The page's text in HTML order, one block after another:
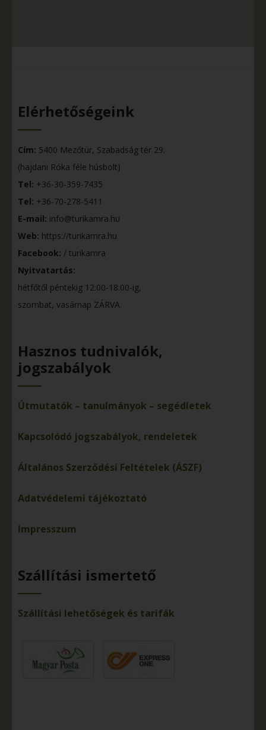
Elérhetőségeink
Cím: 5400 Mezőtúr, Szabadság tér 29.
(hajdani Róka féle húsbolt)
Tel: +36-30-359-7435
Tel: +36-70-278-5411
E-mail: info@turikamra.hu
Web: https://turikamra.hu
Facebook: / turikamra
Nyitvatartás:
hétfőtől péntekig 12:00-18:00-ig,
szombat, vasárnap ZÁRVA.
Hasznos tudnivalók,
jogszabályok
Útmutatók – tanulmányok – segédletek
Kapcsolódó jogszabályok, rendeletek
Általános Szerződési Feltételek (ÁSZF)
Adatvédelemi tájékoztató
Impresszum
Szállítási ismertető
Szállítási lehetőségek és tarifák